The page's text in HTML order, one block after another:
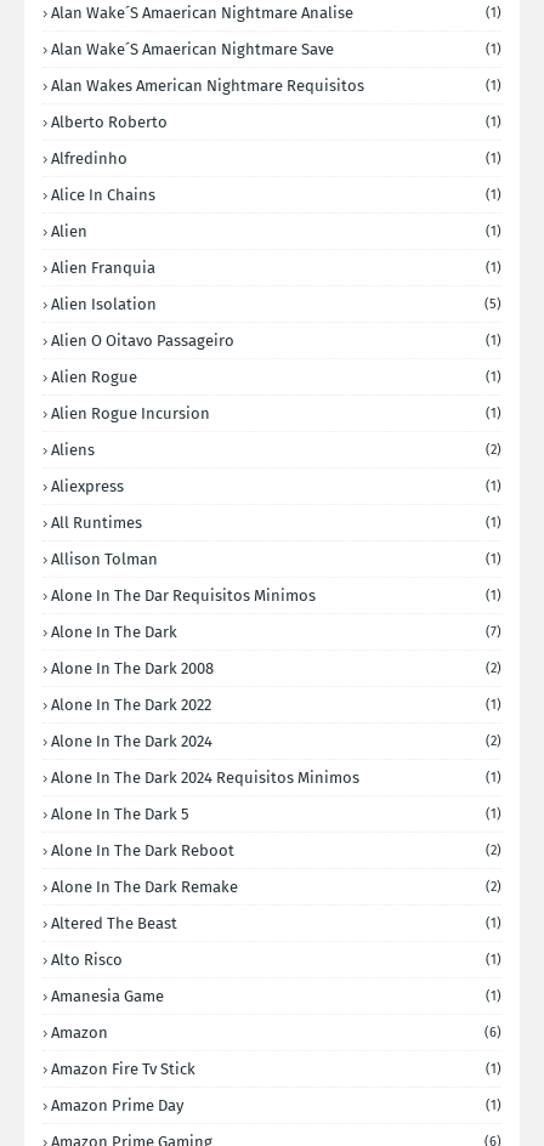
Alan Wake´s Amaerican Nightmare Analise (1)
Alan Wake´s Amaerican Nightmare Save (1)
Alan Wakes American Nightmare Requisitos (1)
Alberto Roberto (1)
Alfredinho (1)
Alice In Chains (1)
Alien (1)
Alien Franquia (1)
Alien Isolation (5)
Alien O Oitavo Passageiro (1)
Alien Rogue (1)
Alien Rogue Incursion (1)
Aliens (2)
Aliexpress (1)
All Runtimes (1)
Allison Tolman (1)
Alone In The Dar Requisitos Minimos (1)
Alone In The Dark (7)
Alone In The Dark 2008 (2)
Alone In The Dark 2022 (1)
Alone In The Dark 2024 (2)
Alone In The Dark 2024 Requisitos Minimos (1)
Alone In The Dark 5 (1)
Alone In The Dark Reboot (2)
Alone In The Dark Remake (2)
Altered The Beast (1)
Alto Risco (1)
Amanesia Game (1)
Amazon (6)
Amazon Fire Tv Stick (1)
Amazon Prime Day (1)
Amazon Prime Gaming (6)